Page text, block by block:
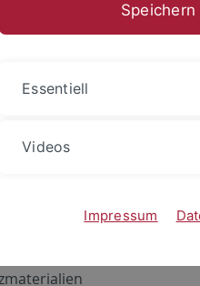
Netzwerk
Essentiell
Videos
Impressum